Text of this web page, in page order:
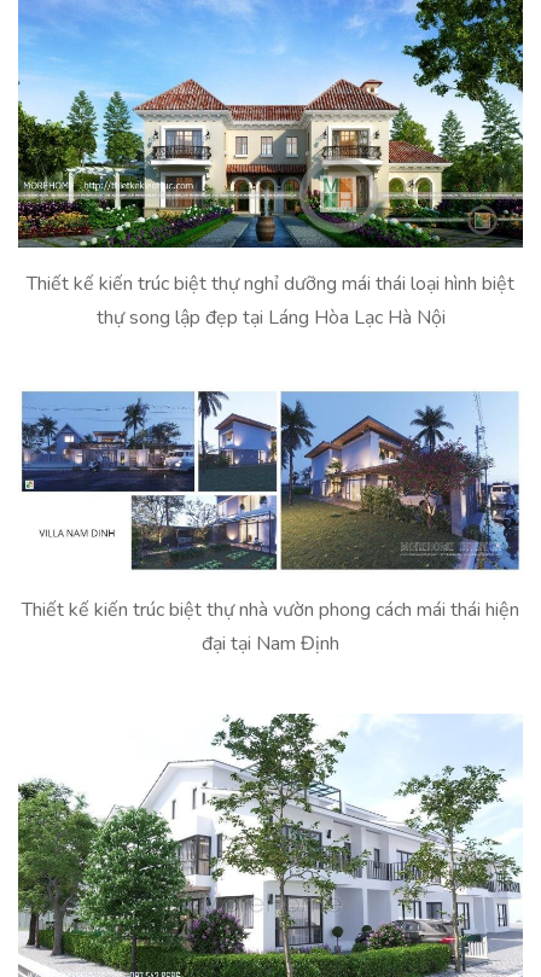
Thiết kế kiến trúc biệt thự nghỉ dưỡng mái thái loại hình biệt
thự song lập đẹp tại Láng Hòa Lạc Hà Nội
Thiết kế kiến trúc biệt thự nhà vườn phong cách mái thái hiện
đại tại Nam Định